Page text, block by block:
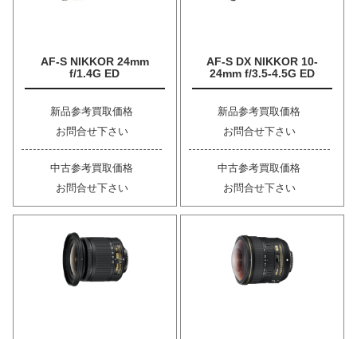
AF-S NIKKOR 24mm
f/1.4G ED
新品参考買取価格
お問合せ下さい
中古参考買取価格
お問合せ下さい
AF-S DX NIKKOR 10-
24mm f/3.5-4.5G ED
新品参考買取価格
お問合せ下さい
中古参考買取価格
お問合せ下さい